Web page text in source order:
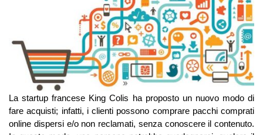
La startup francese King Colis ha proposto un nuovo modo di
fare acquisti; infatti, i clienti possono comprare pacchi comprati
online dispersi e/o non reclamati, senza conoscere il contenuto.